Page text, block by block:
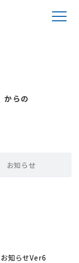
からの
お知らせ
知らせVer6